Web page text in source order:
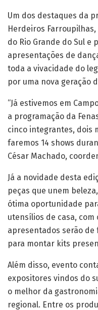
Um dos destaques da
Herdeiros
do Rio Grande do Sul
apresentações de
toda a vivacidade do
por uma nova geração
“Já estivemos em
a programação da
cinco integrantes, dois
faremos 14 shows
César Machado,
Já a novidade desta
peças que unem
ótima oportunidade
utensílios de casa,
apresentados serão
para montar kits
Além disso, evento
expositores vindos do
o melhor da
regional. Entre os